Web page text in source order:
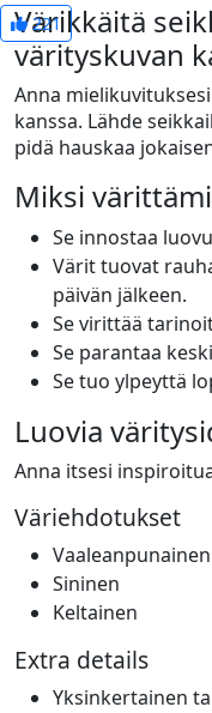
221
Värikkäitä
värityskuvan
Anna
kanssa. Lähde
pidä hauskaa
Miksi
Se innostaa
Värit tuovat
päivän jälkeen.
Se virittää
Se parantaa
Se tuo ylpeyttä
Luovia
Anna itsesi
Väriehdotukset
Vaaleanpunainen
Sininen
Keltainen
Extra details
Yksinkertainen